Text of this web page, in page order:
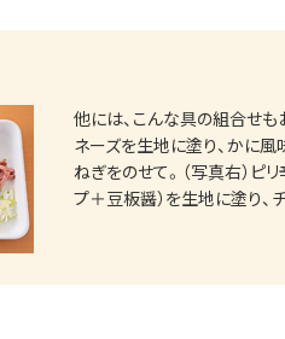
他には、こんな具の組合せも
ネーズを生地に塗り、かに風
ねぎをのせて。（写真右）ピ
プ＋豆板醤）を生地に塗り、